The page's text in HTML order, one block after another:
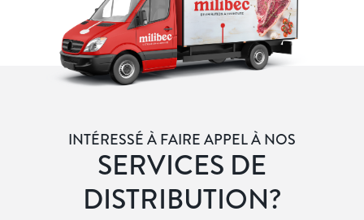
INTÉRESSÉ À FAIRE APPEL À NOS
SERVICES DE
DISTRIBUTION?